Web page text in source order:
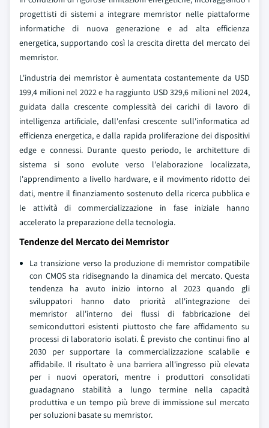
progettisti di sistemi a integrare memristor nelle piattaforme
informatiche di nuova generazione e ad alta efficienza
energetica, supportando così la crescita diretta del mercato dei
memristor.
L'industria dei memristor è aumentata costantemente da USD
199,4 milioni nel 2022 e ha raggiunto USD 329,6 milioni nel 2024,
guidata dalla crescente complessità dei carichi di lavoro di
intelligenza artificiale, dall'enfasi crescente sull'informatica ad
efficienza energetica, e dalla rapida proliferazione dei dispositivi
edge e connessi. Durante questo periodo, le architetture di
sistema si sono evolute verso l'elaborazione localizzata,
l'apprendimento a livello hardware, e il movimento ridotto dei
dati, mentre il finanziamento sostenuto della ricerca pubblica e
le attività di commercializzazione in fase iniziale hanno
accelerato la preparazione della tecnologia.
Tendenze del Mercato dei Memristor
La transizione verso la produzione di memristor compatibile
con CMOS sta ridisegnando la dinamica del mercato. Questa
tendenza ha avuto inizio intorno al 2023 quando gli
sviluppatori hanno dato priorità all'integrazione dei
memristor all'interno dei flussi di fabbricazione dei
semiconduttori esistenti piuttosto che fare affidamento su
processi di laboratorio isolati. È previsto che continui fino al
2030 per supportare la commercializzazione scalabile e
affidabile. Il risultato è una barriera all'ingresso più elevata
per i nuovi operatori, mentre i produttori consolidati
guadagnano stabilità a lungo termine nella capacità
produttiva e un tempo più breve di immissione sul mercato
per soluzioni basate su memristor.